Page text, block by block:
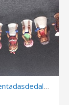
Niñas sentadasdedales de coleccion